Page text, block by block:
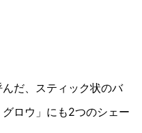
だ、スティック状のバ
ロウ」にも2つのシェー